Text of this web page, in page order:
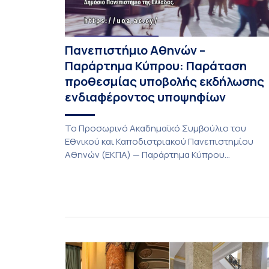
Πανεπιστήμιο Αθηνών –
Παράρτημα Κύπρου: Παράταση
προθεσμίας υποβολής εκδήλωσης
ενδιαφέροντος υποψηφίων
Το Προσωρινό Ακαδημαϊκό Συμβούλιο του
Εθνικού και Καποδιστριακού Πανεπιστημίου
Αθηνών (ΕΚΠΑ) — Παράρτημα Κύπρου
Προγράμματα Σπουδών, Τμημάτων του
το ακαδημαϊκό έτος 2026-2027, έως τη Δευτέρα
31 Αυγούστου 2026. […]